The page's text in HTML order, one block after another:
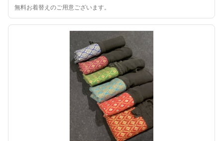
無料お着替えのご用意ございます。